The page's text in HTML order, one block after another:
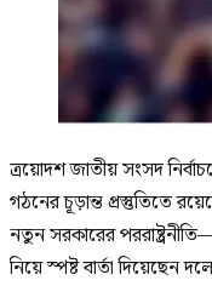
ত্রয়োদশ জাতীয় সংসদ
গঠনের চূড়ান্ত প্রস্তুতিতে
নতুন সরকারের
নিয়ে স্পষ্ট বার্তা দিয়েছেন